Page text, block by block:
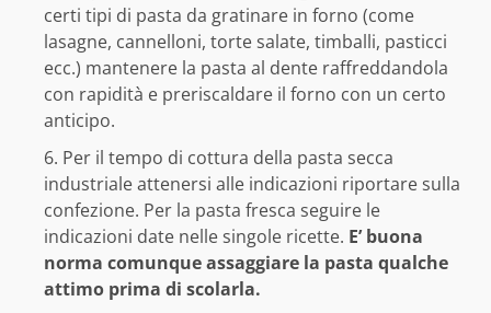
certi tipi di pasta da gratinare in forno (come
lasagne, cannelloni, torte salate, timballi, pasticci
ecc.) mantenere la pasta al dente raffreddandola
con rapidità e preriscaldare il forno con un certo
anticipo.
Per il tempo di cottura della pasta secca
industriale attenersi alle indicazioni riportare sulla
confezione. Per la pasta fresca seguire le
indicazioni date nelle singole ricette. E’ buona
norma comunque assaggiare la pasta qualche
attimo prima di scolarla.